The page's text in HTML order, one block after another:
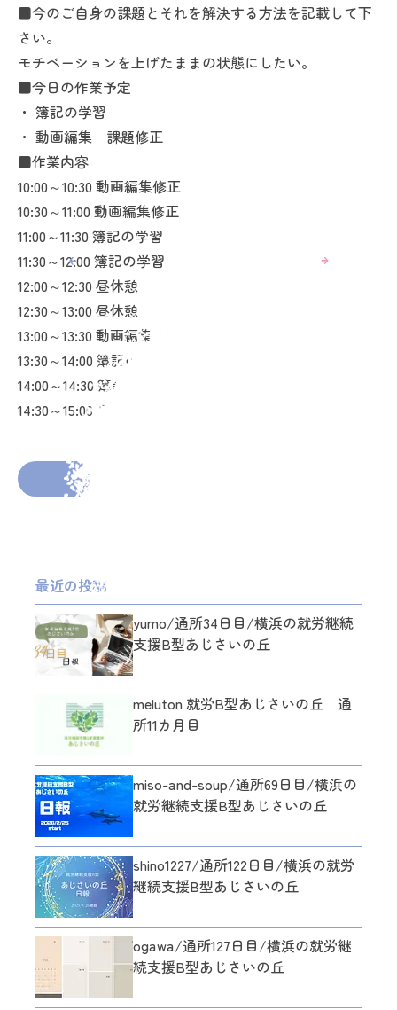
■今のご自身の課題とそれを解決する方法を記載して下
さい。
モチベーションを上げたままの状態にしたい。
■今日の作業予定
・ 簿記の学習
・ 動画編集 課題修正
■作業内容
10:00～10:30 動画編集修正
10:30～11:00 動画編集修正
11:00～11:30 簿記の学習
11:30～12:00 簿記の学習
12:00～12:30 昼休憩
12:30～13:00 昼休憩
13:00～13:30 動画編集修正
13:30～14:00 簿記の学習
14:00～14:30 簿記の学習
14:30～15:00 日報の入力 ブログの作成
前の投稿へ
最近の投稿
yumo/通所34日目/横浜の就労継続
支援B型あじさいの丘
meluton 就労B型あじさいの丘 通
所11カ月目
miso-and-soup/通所69日目/横浜の
就労継続支援B型あじさいの丘
shino1227/通所122日目/横浜の就労
継続支援B型あじさいの丘
ogawa/通所127日目/横浜の就労継
続支援B型あじさいの丘